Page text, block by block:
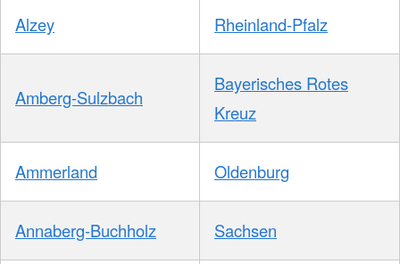
Alzey Rheinland-Pfalz
Amberg-Sulzbach
Bayerisches Rotes
Kreuz
Ammerland Oldenburg
Annaberg-Buchholz Sachsen